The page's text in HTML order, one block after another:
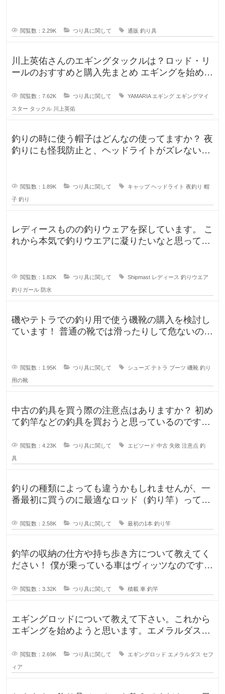
閲覧数：2.29K つり具に関して 通販 釣り具
川上英佑さんのエギングタックルは？ロッド・リ
ールのおすすめと購入先まとめ エギングを始めよ
閲覧数：7.62K つり具に関して YAMARIA エギング エギングマイ
スター タックル 川上英佑
釣りの時に使う帽子はどんなの使ってますか？ 夜
釣りにも怪我防止と、ヘッドライトがズレないよ
閲覧数：1.89K つり具に関して キャップ ヘッドライト 夜釣り 帽
子 釣り
レディースものの釣りウェアを探しています。 こ
れから本気で釣りウエアに凝りたいなと思ってい
閲覧数：1.82K つり具に関して Shipmast レディース 釣りウエア
釣りガール 防水
磯やテトラでの釣り用で使う磯靴の購入を検討し
ています！ 普通の靴では滑ったりして危ないの
閲覧数：1.95K つり具に関して シューズ テトラ ブーツ 磯靴 釣り
用の靴
中古の釣具を買う際の注意点はありますか？ 初め
て釣竿などの釣具を買おうと思っているのです
閲覧数：4.23K つり具に関して エピソード 中古 失敗 注意点 釣
具
釣りの種類によっても違うかもしれませんが、一
番最初に買うのに最適なロッド（釣り竿）ってど
閲覧数：2.58K つり具に関して 最初の1本 釣り竿
釣竿の収納の仕方や持ち歩き方について教えてく
ださい！ 僕が乗っている車はヴィッツなのです
閲覧数：3.32K つり具に関して 積載 車 釣竿
エギングロッドについて教えて下さい。これから
エギングを始めようと思います。エメラルダスや
閲覧数：2.69K つり具に関して エギングロッド エメラルダス セフ
ィア